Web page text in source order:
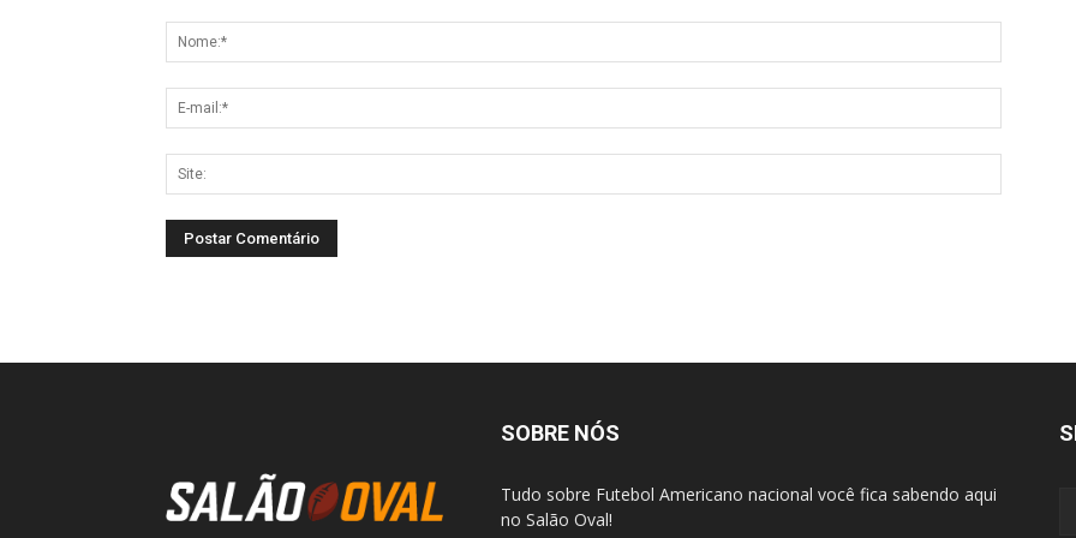
SOBRE NÓS
Tudo sobre Futebol Americano nacional você fica sabendo aqui
no Salão Oval!